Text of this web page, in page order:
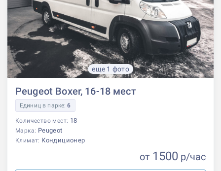
еще 1 фото
Peugeot Boxer, 16-18 мест
Единиц в парке:6
Количество мест: 18
Марка: Peugeot
Климат: Кондиционер
от 1500 р/час